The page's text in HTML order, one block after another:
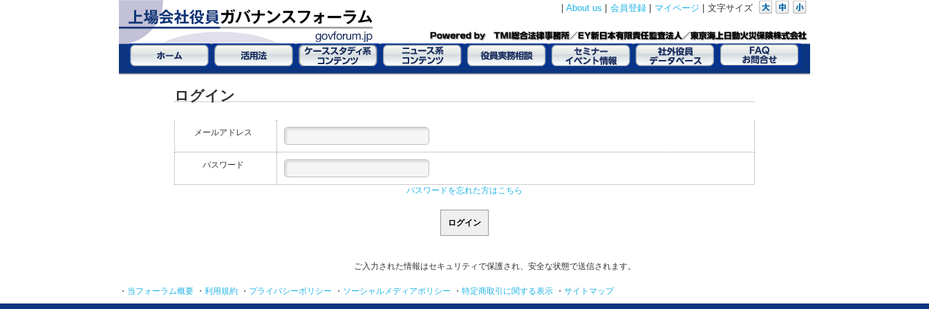
About us 会員登録 マイページ 文字サイズ
ログイン
メールアドレス
パスワード
パスワードを忘れた方はこちら
ご入力された情報はセキュリティで保護され、安全な状態で送信されます。
・ 当フォーラム概要 ・ 利用規約 ・ プライバシーポリシー ・ ソーシャルメディアポリシー ・ 特定商取引に関する表示 ・ サイトマップ